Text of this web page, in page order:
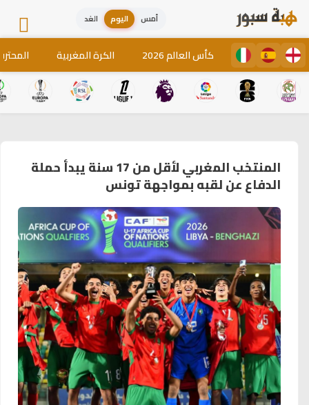
أمس اليوم الغد
كأس العالم 2026 الكرة المغربية
المنتخب المغربي لأقل من 17 سنة يبدأ حملة
الدفاع عن لقبه بمواجهة تونس